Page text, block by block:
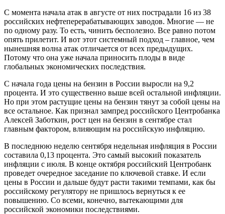
С момента начала атак в августе от них пострадали 16 из 38
российских нефтеперерабатывающих заводов. Многие — не
по одному разу. То есть, чинить бесполезно. Все равно потом
опять прилетит. И вот этот системный подход – главное, чем
нынешняя волна атак отличается от всех предыдущих.
Потому что она уже начала приносить плоды в виде
глобальных экономических последствия.
С начала года цены на бензин в России выросли на 9,2
процента. И это существенно выше всей остальной инфляции.
Но при этом растущие цены на бензин тянут за собой цены на
все остальное. Как признал зампред российского Центробанка
Алексей Заботкин, рост цен на бензин в сентябре стал
главным фактором, влияющим на российскую инфляцию.
В последнюю неделю сентября недельная инфляция в России
составила 0,13 процента. Это самый высокий показатель
инфляции с июля. В конце октября российский Центробанк
проведет очередное заседание по ключевой ставке. И если
цены в России и дальше будут расти такими темпами, как бы
российскому регулятору не пришлось вернуться к ее
повышению. Со всеми, конечно, вытекающими для
российской экономики последствиями.